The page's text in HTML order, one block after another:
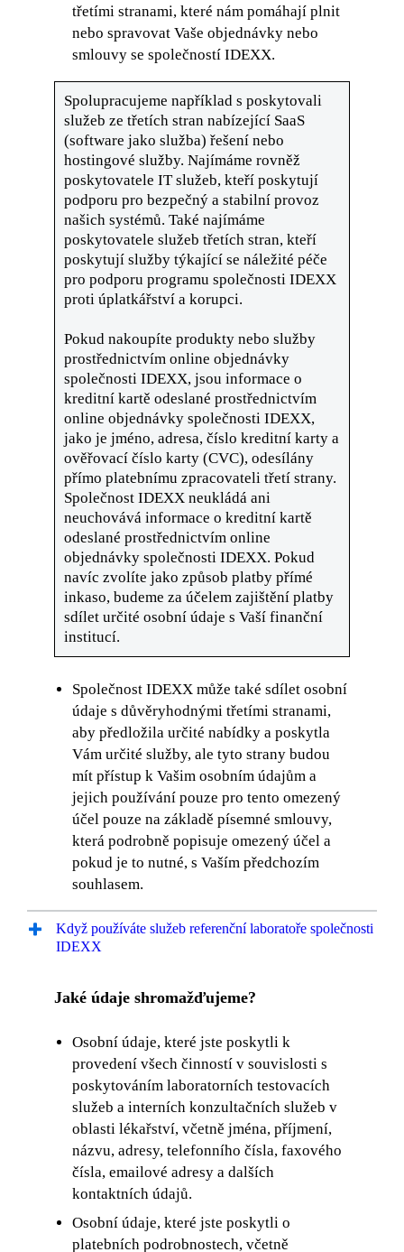
třetími stranami, které nám pomáhají plnit
nebo spravovat Vaše objednávky nebo
smlouvy se společností IDEXX.
Spolupracujeme například s poskytovali
služeb ze třetích stran nabízející SaaS
(software jako služba) řešení nebo
hostingové služby. Najímáme rovněž
poskytovatele IT služeb, kteří poskytují
podporu pro bezpečný a stabilní provoz
našich systémů. Také najímáme
poskytovatele služeb třetích stran, kteří
poskytují služby týkající se náležité péče
pro podporu programu společnosti IDEXX
proti úplatkářství a korupci.
Pokud nakoupíte produkty nebo služby
prostřednictvím online objednávky
společnosti IDEXX, jsou informace o
kreditní kartě odeslané prostřednictvím
online objednávky společnosti IDEXX,
jako je jméno, adresa, číslo kreditní karty a
ověřovací číslo karty (CVC), odesílány
přímo platebnímu zpracovateli třetí strany.
Společnost IDEXX neukládá ani
neuchovává informace o kreditní kartě
odeslané prostřednictvím online
objednávky společnosti IDEXX. Pokud
navíc zvolíte jako způsob platby přímé
inkaso, budeme za účelem zajištění platby
sdílet určité osobní údaje s Vaší finanční
institucí.
Společnost IDEXX může také sdílet osobní
údaje s důvěryhodnými třetími stranami,
aby předložila určité nabídky a poskytla
Vám určité služby, ale tyto strany budou
mít přístup k Vašim osobním údajům a
jejich používání pouze pro tento omezený
účel pouze na základě písemné smlouvy,
která podrobně popisuje omezený účel a
pokud je to nutné, s Vaším předchozím
souhlasem.
Když používáte služeb referenční laboratoře společnosti
IDEXX
Jaké údaje shromažďujeme?
Osobní údaje, které jste poskytli k
provedení všech činností v souvislosti s
poskytováním laboratorních testovacích
služeb a interních konzultačních služeb v
oblasti lékařství, včetně jména, příjmení,
názvu, adresy, telefonního čísla, faxového
čísla, emailové adresy a dalších
kontaktních údajů.
Osobní údaje, které jste poskytli o
platebních podrobnostech, včetně